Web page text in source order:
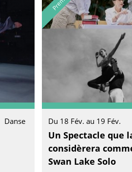
Danse Du 18 Fév. au 19 Fév.
Un Spectacle que
considèrera
Swan Lake Solo